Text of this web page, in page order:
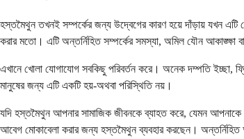
হস্তমৈথুন তখনই সম্পর্কের জন্য উদ্বেগের কারণ হয়ে দাঁড়ায় যখন এটি
করার মতো। এটি অন্তর্নিহিত সম্পর্কের সমস্যা, অমিল যৌন আকাঙ্ক্ষা
এখানে খোলা যোগাযোগ সবকিছু পরিবর্তন করে। অনেক দম্পতি ইচ্ছা,
মানুষের জন্য এটি একটি হয়-অথবা পরিস্থিতি নয়।
যদি হস্তমৈথুন আপনার সামাজিক জীবনকে ব্যাহত করে, যেমন আপনাকে
আবেগ মোকাবেলা করার জন্য হস্তমৈথুন ব্যবহার করছেন। অন্তর্নিহিত